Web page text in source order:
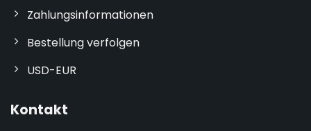
Zahlungsinformationen
Bestellung verfolgen
USD-EUR
Kontakt